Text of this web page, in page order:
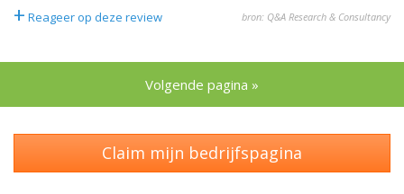
+ Reageer op deze review bron: Q&A Research & Consultancy
Volgende pagina »
Claim mijn bedrijfspagina